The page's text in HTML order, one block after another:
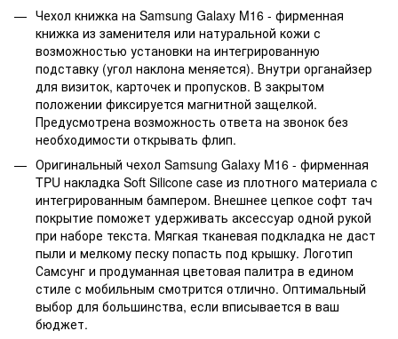
Чехол книжка на Samsung Galaxy M16 - фирменная
книжка из заменителя или натуральной кожи с
возможностью установки на интегрированную
подставку (угол наклона меняется). Внутри органайзер
для визиток, карточек и пропусков. В закрытом
положении фиксируется магнитной защелкой.
Предусмотрена возможность ответа на звонок без
необходимости открывать флип.
Оригинальный чехол Samsung Galaxy M16 - фирменная
TPU накладка Soft Silicone case из плотного материала с
интегрированным бампером. Внешнее цепкое софт тач
покрытие поможет удерживать аксессуар одной рукой
при наборе текста. Мягкая тканевая подкладка не даст
пыли и мелкому песку попасть под крышку. Логотип
Самсунг и продуманная цветовая палитра в едином
стиле с мобильным смотрится отлично. Оптимальный
выбор для большинства, если вписывается в ваш
бюджет.